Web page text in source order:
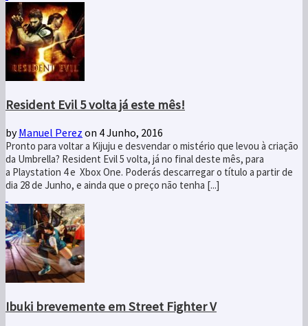
Resident Evil 5 volta já este mês!
byManuel Perez on 4 Junho, 2016
Pronto para voltar a Kijuju e desvendar o mistério que levou à criação
da Umbrella? Resident Evil 5 volta, já no final deste mês, para
a Playstation 4 e Xbox One. Poderás descarregar o título a partir de
dia 28 de Junho, e ainda que o preço não tenha [...]
Ibuki brevemente em Street Fighter V